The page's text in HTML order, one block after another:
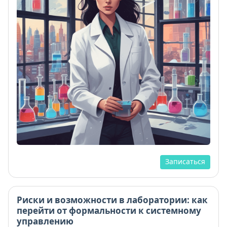
Записаться
Риски и возможности в лаборатории: как
перейти от формальности к системному
управлению